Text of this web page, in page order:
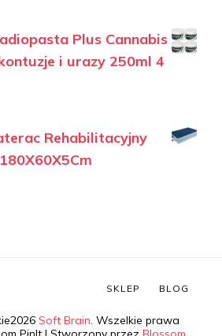
Plus Cannabis
i urazy 250ml 4
Rehabilitacyjny
Soft Brain . Wszelkie prawa
SKLEP BLOG